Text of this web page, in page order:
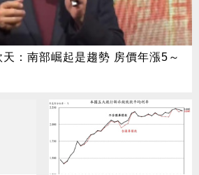
：南部崛起是趨勢 房價年漲5～